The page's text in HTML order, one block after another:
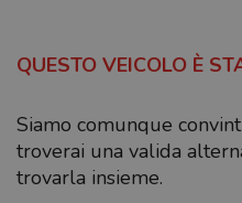
QUESTO VEICOLO È
Siamo comunque
troverai una valida
trovarla insieme.